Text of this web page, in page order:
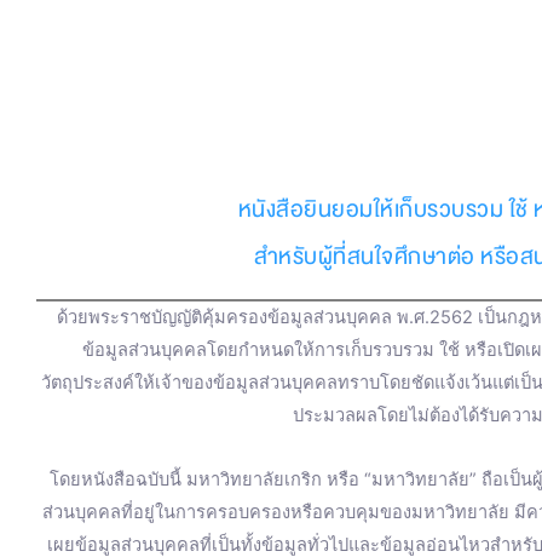
o
o
k
b
e
a
g
r
a
m
t
e
r
o
k
หนังสือยินยอมให้เก็บรวบรวม ใ
สำหรับผู้ที่สนใจศึกษาต่อ หรือ
ด้วยพระราชบัญญัติคุ้มครองข้อมูลส่วนบุคคล พ.ศ.2562 เป็นกฎ
ข้อมูลส่วนบุคคลโดยกำหนดให้การเก็บรวบรวม ใช้ หรือเปิ
วัตถุประสงค์ให้เจ้าของข้อมูลส่วนบุคคลทราบโดยชัดแจ้งเว้นแต่
ประมวลผลโดยไม่ต้องได้รับคว
โดยหนังสือฉบับนี้ มหาวิทยาลัยเกริก หรือ “มหาวิทยาลัย” ถือเ
ส่วนบุคคลที่อยู่ในการครอบครองหรือควบคุมของมหาวิทยาลัย มี
เผยข้อมูลส่วนบุคคลที่เป็นทั้งข้อมูลทั่วไปและข้อมูลอ่อนไหวสำห